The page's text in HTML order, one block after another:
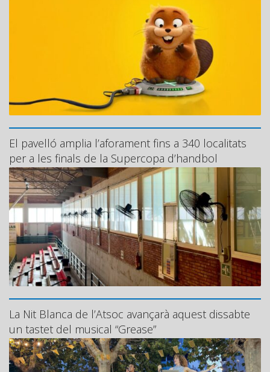
El pavelló amplia l’aforament fins a 340 localitats
per a les finals de la Supercopa d’handbol
La Nit Blanca de l’Atsoc avançarà aquest dissabte
un tastet del musical “Grease”